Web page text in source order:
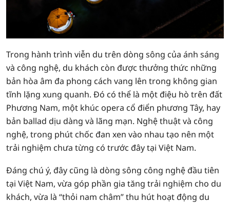
Trong hành trình viễn du trên dòng sông của ánh sáng
và công nghệ, du khách còn được thưởng thức những
bản hòa âm đa phong cách vang lên trong không gian
tĩnh lặng xung quanh. Đó có thể là một điệu hò trên đất
Phương Nam, một khúc opera cổ điển phương Tây, hay
bản ballad dịu dàng và lãng mạn. Nghệ thuật và công
nghệ, trong phút chốc đan xen vào nhau tạo nên một
trải nghiệm chưa từng có trước đây tại Việt Nam.
Đáng chú ý, đây cũng là dòng sông công nghệ đầu tiên
tại Việt Nam, vừa góp phần gia tăng trải nghiệm cho du
khách, vừa là “thỏi nam châm” thu hút hoạt động du